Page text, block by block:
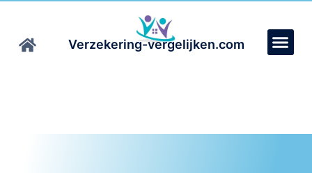
Verzekering-vergelijken.com